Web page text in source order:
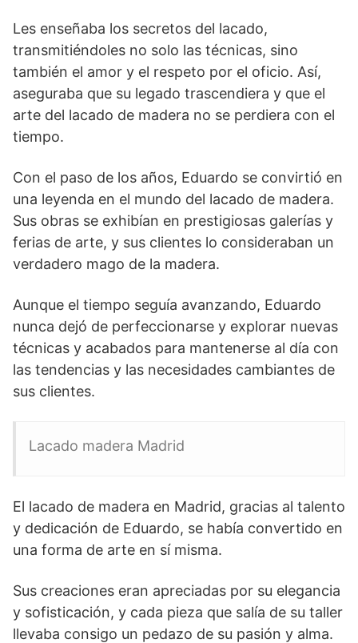
Les enseñaba los secretos del lacado,
transmitiéndoles no solo las técnicas, sino
también el amor y el respeto por el oficio. Así,
aseguraba que su legado trascendiera y que el
arte del lacado de madera no se perdiera con el
tiempo.
Con el paso de los años, Eduardo se convirtió en
una leyenda en el mundo del lacado de madera.
Sus obras se exhibían en prestigiosas galerías y
ferias de arte, y sus clientes lo consideraban un
verdadero mago de la madera.
Aunque el tiempo seguía avanzando, Eduardo
nunca dejó de perfeccionarse y explorar nuevas
técnicas y acabados para mantenerse al día con
las tendencias y las necesidades cambiantes de
sus clientes.
Lacado madera Madrid
El lacado de madera en Madrid, gracias al talento
y dedicación de Eduardo, se había convertido en
una forma de arte en sí misma.
Sus creaciones eran apreciadas por su elegancia
y sofisticación, y cada pieza que salía de su taller
llevaba consigo un pedazo de su pasión y alma.